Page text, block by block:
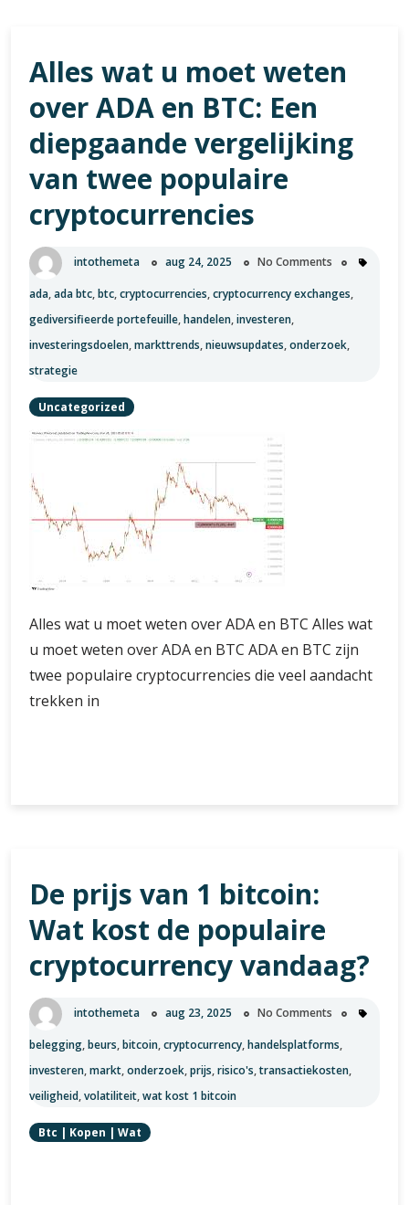
nieuwe
ster
aan
het
cryptofirmament
Alles wat u moet weten
over ADA en BTC: Een
diepgaande vergelijking
van twee populaire
cryptocurrencies
intothemeta aug 24, 2025 No Comments
ada,ada btc,btc,cryptocurrencies,cryptocurrency exchanges,
gediversifieerde portefeuille,handelen,investeren,
investeringsdoelen,markttrends,nieuwsupdates,onderzoek,
strategie
Uncategorized
Alles wat u moet weten over ADA en BTC Alles wat
u moet weten over ADA en BTC ADA en BTC zijn
twee populaire cryptocurrencies die veel aandacht
trekken in
ADA
en
BTC:
diepgaande
van
twee
populaire
cryptocurrencies
De prijs van 1 bitcoin:
Wat kost de populaire
cryptocurrency vandaag?
intothemeta aug 23, 2025 No Comments
belegging,beurs,bitcoin,cryptocurrency,handelsplatforms,
investeren,markt,onderzoek,prijs,risico's,transactiekosten,
veiligheid,volatiliteit,wat kost 1 bitcoin
Btc | Kopen | Wat